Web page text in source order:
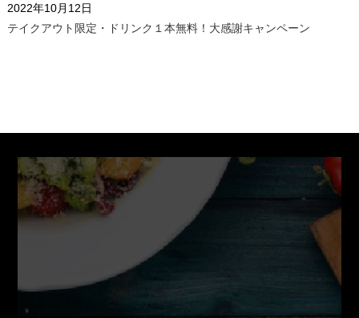
テイクアウト限定・ドリンク１本無料！大感謝キャンペーン
2022年10月12日